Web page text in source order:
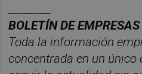
BOLETÍN DE
Toda la información
concentrada en un único